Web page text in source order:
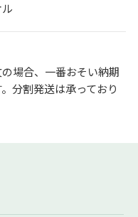
場合、一番おそい納期
分割発送は承っており